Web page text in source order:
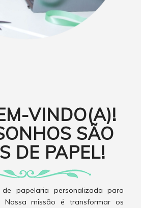
VINDO(A)!
SÃO
DE PAPEL!
papelaria personalizada para
Nossa missão é transformar os